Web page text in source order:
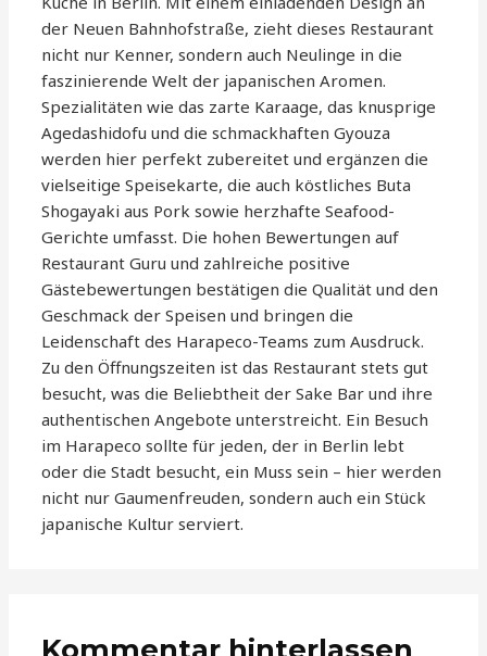
der Neuen Bahnhofstraße, zieht dieses Restaurant
nicht nur Kenner, sondern auch Neulinge in die
faszinierende Welt der japanischen Aromen.
Spezialitäten wie das zarte Karaage, das knusprige
Agedashidofu und die schmackhaften Gyouza
werden hier perfekt zubereitet und ergänzen die
vielseitige Speisekarte, die auch köstliches Buta
Shogayaki aus Pork sowie herzhafte Seafood-
Gerichte umfasst. Die hohen Bewertungen auf
Restaurant Guru und zahlreiche positive
Gästebewertungen bestätigen die Qualität und den
Geschmack der Speisen und bringen die
Leidenschaft des Harapeco-Teams zum Ausdruck.
Zu den Öffnungszeiten ist das Restaurant stets gut
besucht, was die Beliebtheit der Sake Bar und ihre
authentischen Angebote unterstreicht. Ein Besuch
im Harapeco sollte für jeden, der in Berlin lebt
oder die Stadt besucht, ein Muss sein – hier werden
nicht nur Gaumenfreuden, sondern auch ein Stück
japanische Kultur serviert.
Kommentar hinterlassen